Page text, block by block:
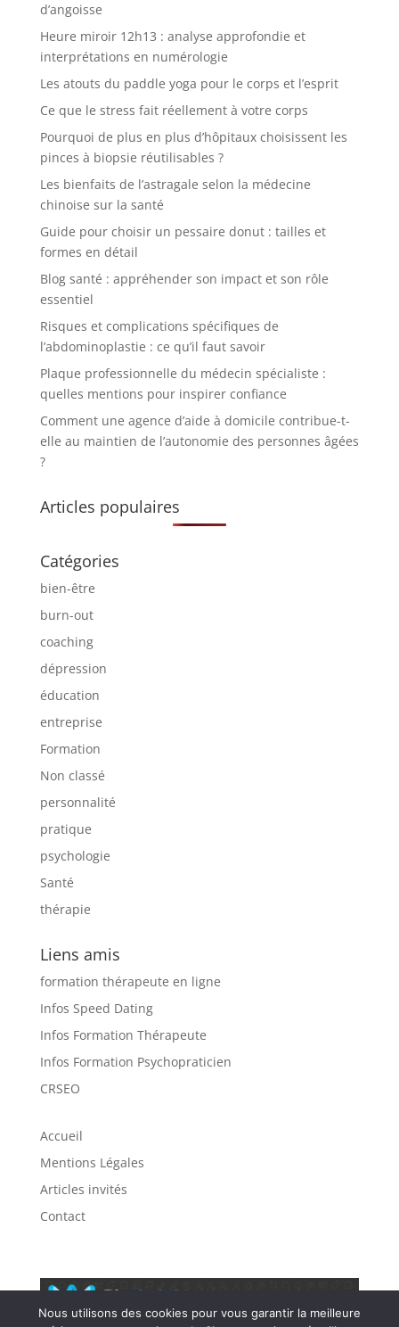
d’angoisse
Heure miroir 12h13 : analyse approfondie et
interprétations en numérologie
Les atouts du paddle yoga pour le corps et l’esprit
Ce que le stress fait réellement à votre corps
Pourquoi de plus en plus d’hôpitaux choisissent les
pinces à biopsie réutilisables ?
Les bienfaits de l’astragale selon la médecine
chinoise sur la santé
Guide pour choisir un pessaire donut : tailles et
formes en détail
Blog santé : appréhender son impact et son rôle
essentiel
Risques et complications spécifiques de
l’abdominoplastie : ce qu’il faut savoir
Plaque professionnelle du médecin spécialiste :
quelles mentions pour inspirer confiance
Comment une agence d’aide à domicile contribue-t-
elle au maintien de l’autonomie des personnes âgées
?
Articles populaires
Catégories
bien-être
burn-out
coaching
dépression
éducation
entreprise
Formation
Non classé
personnalité
pratique
psychologie
Santé
thérapie
Liens amis
formation thérapeute en ligne
Infos Speed Dating
Infos Formation Thérapeute
Infos Formation Psychopraticien
CRSEO
Accueil
Mentions Légales
Articles invités
Contact
Nous utilisons des cookies pour vous garantir la meilleure